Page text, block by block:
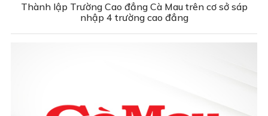
Thành lập Trường Cao đẳng Cà Mau trên cơ sở sáp
nhập 4 trường cao đẳng